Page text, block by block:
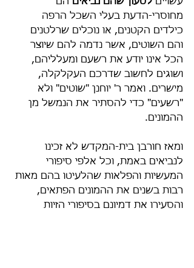
מחוסרי-הדעת בעלי השכל הרפה
כילדים הקטנים, או נוכלים שרלטנים
והם השוטים, אשר נדמה להם שיוצר
הכל אינו יודע את רשעם ומעלליהם,
ושוגים לחשוב שדרכם העקלקלה,
מישרים. ואמר ר' יוחנן "שוטים" ולא
"רשעים" כדי להסתיר את הנמשל מן
ההמונים.
ומאז חורבן בית-המקדש לא זכינו
לנביאים באמת, וכל אלפי סיפורי
המעשיות והפלאות שהלעיטו בהם מאות
רבות בשנים את ההמונים הפתאים,
והסעירו את דמיונם בסיפורי הזיות